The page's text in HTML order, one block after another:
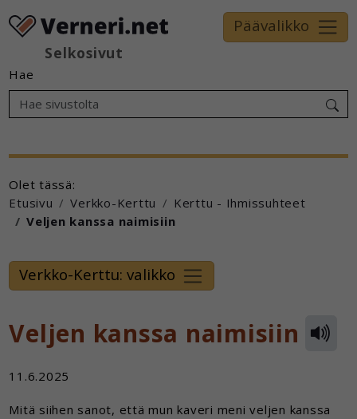
Selkosivut
Päävalikko
Hae
Olet tässä:
Etusivu
Verkko-Kerttu
Kerttu - Ihmissuhteet
Veljen kanssa naimisiin
Verkko-Kerttu: valikko
Veljen kanssa naimisiin
11.6.2025
Mitä siihen sanot, että mun kaveri meni veljen kanssa